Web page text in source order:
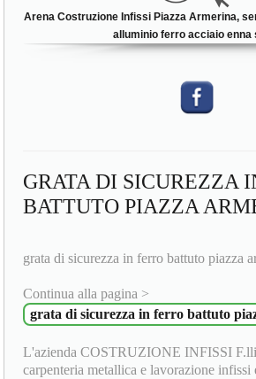
Arena Costruzione Infissi Piazza Armerina,
alluminio ferro acciaio enna
GRATA DI SICUREZZA
BATTUTO PIAZZA
grata di sicurezza in ferro battuto piazza
Continua alla pagina >
grata di sicurezza in ferro battuto
L'azienda COSTRUZIONE INFISSI
carpenteria metallica e lavorazione infissi